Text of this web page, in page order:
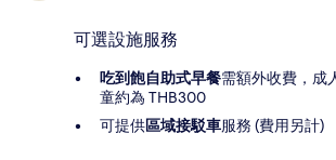
可選設施服務
吃到飽自助式早餐需額外收費，成
童約為 THB300
可提供區域接駁車服務 (費用另計)